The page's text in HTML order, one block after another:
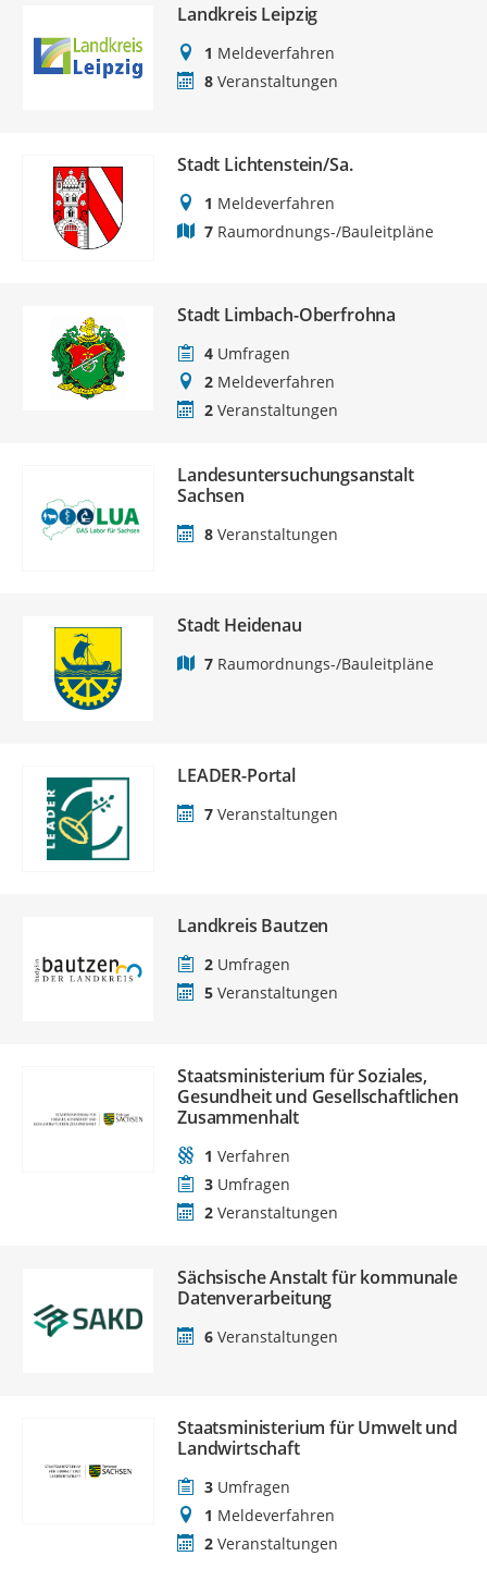
Landkreis Leipzig
1 Meldeverfahren
8 Veranstaltungen
Stadt Lichtenstein/Sa.
1 Meldeverfahren
7 Raumordnungs-/Bauleitpläne
Stadt Limbach-Oberfrohna
4 Umfragen
2 Meldeverfahren
2 Veranstaltungen
Landesuntersuchungsanstalt
Sachsen
8 Veranstaltungen
Stadt Heidenau
7 Raumordnungs-/Bauleitpläne
LEADER-Portal
7 Veranstaltungen
Landkreis Bautzen
2 Umfragen
5 Veranstaltungen
Staatsministerium für Soziales,
Gesundheit und Gesellschaftlichen
Zusammenhalt
1 Verfahren
3 Umfragen
2 Veranstaltungen
Sächsische Anstalt für kommunale
Datenverarbeitung
6 Veranstaltungen
Staatsministerium für Umwelt und
Landwirtschaft
3 Umfragen
1 Meldeverfahren
2 Veranstaltungen